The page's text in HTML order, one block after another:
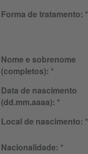
Forma de tratamento:
Nome e sobrenome
(completos):
Data de nascimento
(dd.mm.aaaa):
Local de nascimento:
Nacionalidade: